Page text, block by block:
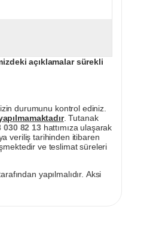
açıklamalar sürekli
durumunu kontrol ediniz.
. Tutanak
030 82 13hattımıza ulaşarak
veriliş tarihinden itibaren
ve teslimat süreleri
yapılmalıdır. Aksi